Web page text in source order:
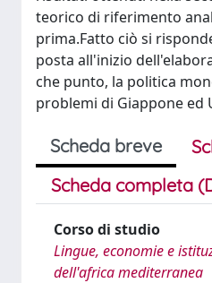
teorico di riferimento
prima.Fatto ciò si
posta all'inizio
che punto, la politica
problemi di Giappone ed
Scheda breve
Scheda completa
Corso di studio
Lingue, economie e
dell'africa mediterranea